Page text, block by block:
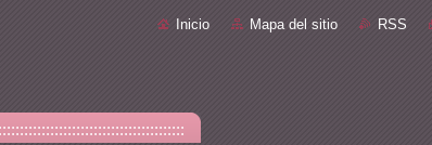
Inicio Mapa del sitio RSS